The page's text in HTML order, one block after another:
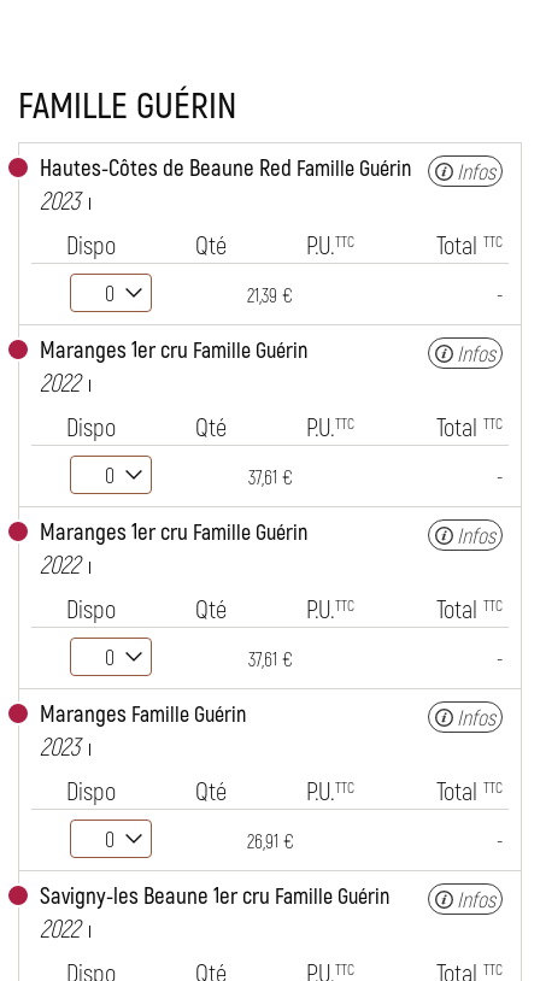
FAMILLE GUÉRIN
Hautes-Côtes de Beaune Red Famille Guérin
2023
Infos
Dispo Qté P.U.TTC Total TTC
21,39 € -
Maranges 1er cru Famille Guérin
2022
Infos
Dispo Qté P.U.TTC Total TTC
37,61 € -
Maranges 1er cru Famille Guérin
2022
Infos
Dispo Qté P.U.TTC Total TTC
37,61 € -
Maranges Famille Guérin
2023
Infos
Dispo Qté P.U.TTC Total TTC
26,91 € -
Savigny-les Beaune 1er cru Famille Guérin
2022
Infos
Dispo Qté P.U.TTC Total TTC